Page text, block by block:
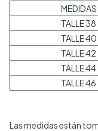
MEDIDAS
TALLE 38
TALLE 40
TALLE 42
TALLE 44
TALLE 46
Las medidas están